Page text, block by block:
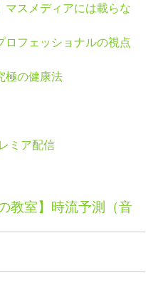
マスメディアには載らな
ロフェッショナルの視点
極の健康法
ミア配信
教室】時流予測（音